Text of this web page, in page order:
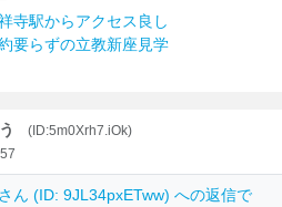
寺駅からアクセス良し
要らずの立教新座見学
(ID:5m0Xrh7.iOk)
さん (ID: 9JL34pxETww) への返信で